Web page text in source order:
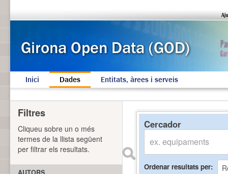
Inici Dades Entitats, àrees i serveis
Cercador
Ordenar resultats per
Filtres
Cliqueu sobre un o més
termes de la llista següent
per filtrar els resultats.